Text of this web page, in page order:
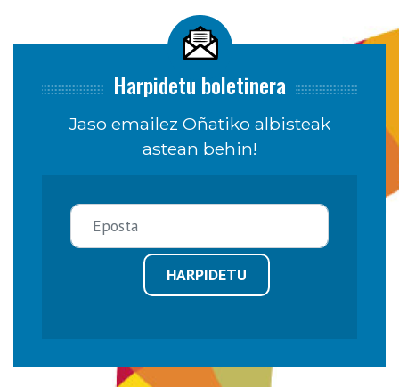
Harpidetu boletinera
Jaso emailez Oñatiko albisteak
astean behin!
HARPIDETU